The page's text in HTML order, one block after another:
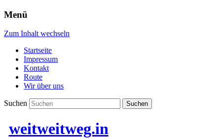
Menü
Zum Inhalt wechseln
Startseite
Impressum
Kontakt
Route
Wir über uns
Suchen
weitweitweg.in